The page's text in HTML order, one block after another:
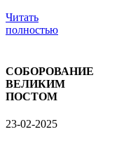
Читать
полностью
СОБОРОВАНИЕ
ВЕЛИКИМ
ПОСТОМ
23-02-2025